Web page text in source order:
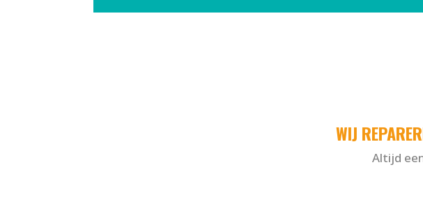
WIJ
Altijd